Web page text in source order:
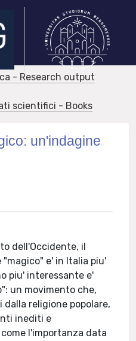
- Research output
scientifici - Books
un'indagine
dell'Occidente, il
e' in Italia piu'
piu' interessante e'
un movimento che,
religione popolare,
inediti e
l'importanza data